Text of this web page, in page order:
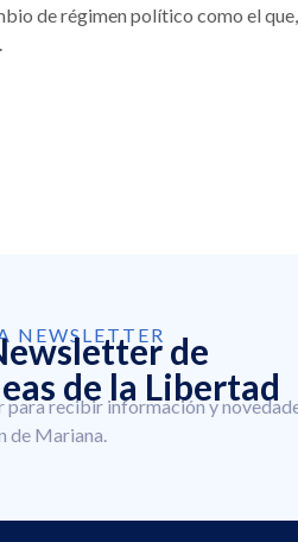
de régimen político como el
NEWSLETTER de
de la Libertad
recibir información y
de Mariana.